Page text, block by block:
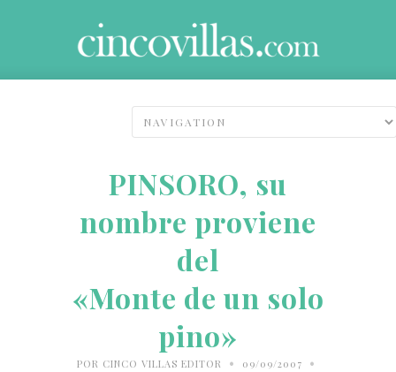
PINSORO, su
nombre proviene
del
«Monte de un solo
pino»
POR CINCO VILLAS EDITOR • 09/09/2007 •